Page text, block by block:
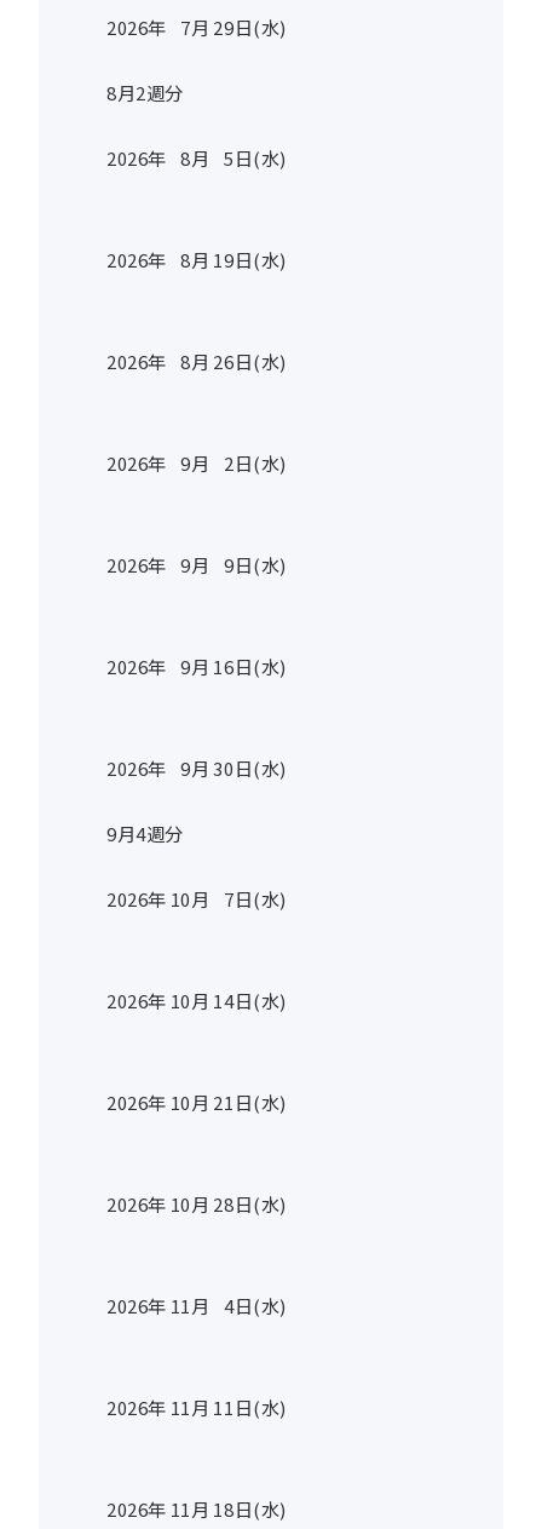
2026年 7月 29日(水)
8月2週分
2026年 8月 5日(水)
2026年 8月 19日(水)
2026年 8月 26日(水)
2026年 9月 2日(水)
2026年 9月 9日(水)
2026年 9月 16日(水)
2026年 9月 30日(水)
9月4週分
2026年 10月 7日(水)
2026年 10月 14日(水)
2026年 10月 21日(水)
2026年 10月 28日(水)
2026年 11月 4日(水)
2026年 11月 11日(水)
2026年 11月 18日(水)